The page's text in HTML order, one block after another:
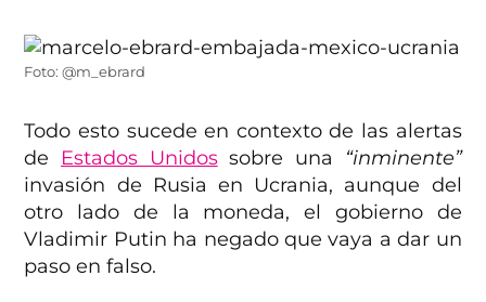
Foto: @m_ebrard
Todo esto sucede en contexto de las alertas
de Estados Unidossobre una “inminente”
invasión de Rusia en Ucrania, aunque del
otro lado de la moneda, el gobierno de
Vladimir Putin ha negado que vaya a dar un
paso en falso.